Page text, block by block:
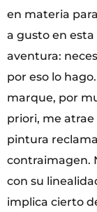
en materia
a gusto en
aventura:
por eso lo
marque, por
priori, me atrae
pintura
contraimagen.
con su
implica cierto